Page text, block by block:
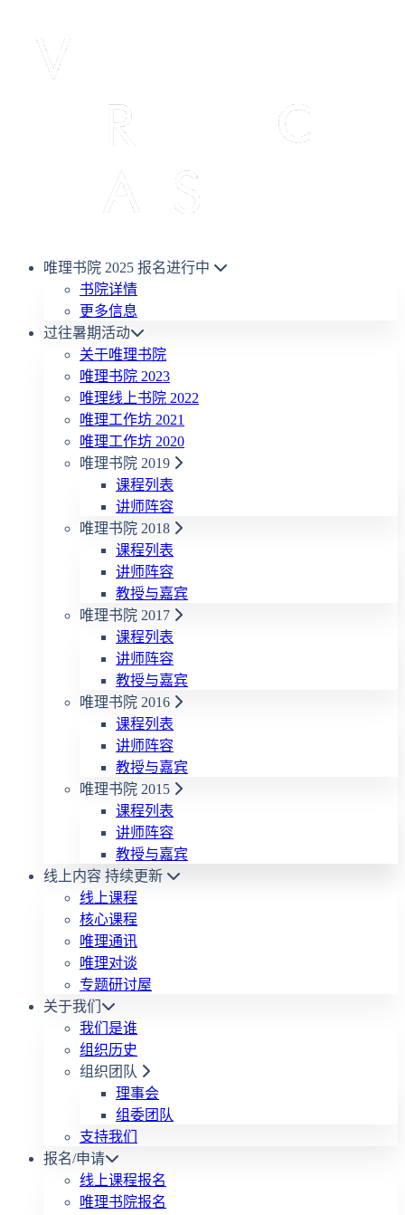
唯理书院 2025 报名进行中
书院详情
更多信息
过往暑期活动
关于唯理书院
唯理书院 2023
唯理线上书院 2022
唯理工作坊 2021
唯理工作坊 2020
唯理书院 2019
课程列表
讲师阵容
唯理书院 2018
课程列表
讲师阵容
教授与嘉宾
唯理书院 2017
课程列表
讲师阵容
教授与嘉宾
唯理书院 2016
课程列表
讲师阵容
教授与嘉宾
唯理书院 2015
课程列表
讲师阵容
教授与嘉宾
线上内容 持续更新
线上课程
核心课程
唯理通讯
唯理对谈
专题研讨屋
关于我们
我们是谁
组织历史
组织团队
理事会
组委团队
支持我们
报名/申请
线上课程报名
唯理书院报名